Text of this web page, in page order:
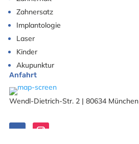
Zahnersatz
Implantologie
Laser
Kinder
Akupunktur
Anfahrt
Wendl-Dietrich-Str. 2 | 80634 München